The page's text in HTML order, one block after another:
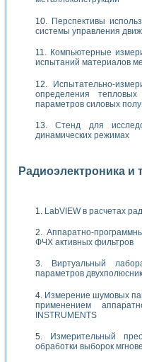
Перспективы
системы управления
Компьютерные
испытаний материалов
Испытательно-
определения
параметров силовых
Стенд для
динамических режимах
Радиоэлектроника и
LabVIEW в расчетах
Аппаратно-
ФЧХ активных фильтров
Виртуальный
параметров
Измерение шумовых
применением
INSTRUMENTS
Измерительный
обработки выборок